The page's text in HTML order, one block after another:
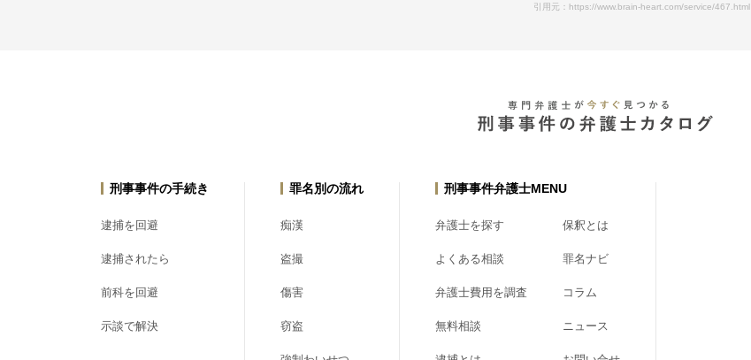
引用元：https://www.brain-heart.com/service/467.html
刑事事件の手続き
逮捕を回避
逮捕されたら
前科を回避
示談で解決
罪名別の流れ
痴漢
盗撮
傷害
窃盗
刑事事件弁護士MENU
弁護士を探す
よくある相談
弁護士費用を調査
無料相談
保釈とは
罪名ナビ
コラム
ニュース